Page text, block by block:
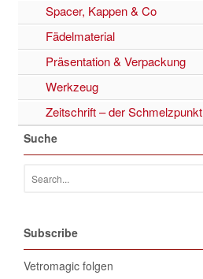
Spacer, Kappen & Co
Fädelmaterial
Präsentation & Verpackung
Werkzeug
Zeitschrift – der Schmelzpunkt
Suche
Subscribe
Vetromagic folgen